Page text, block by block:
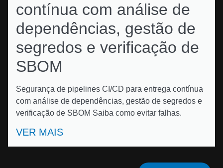
contínua com análise de
dependências, gestão de
segredos e verificação de
SBOM
Segurança de pipelines CI/CD para entrega contínua
com análise de dependências, gestão de segredos e
verificação de SBOM Saiba como evitar falhas.
VER MAIS